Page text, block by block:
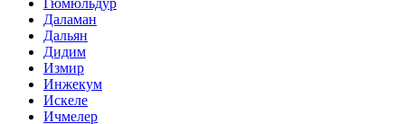
Даламан
Дальян
Дидим
Измир
Инжекум
Искеле
Ичмелер